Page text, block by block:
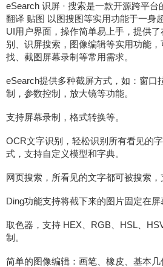
eSearch 识屏 · 搜索是一款开源跨平
翻译 贴图 以图搜图等实用功能于一身
UI用户界面，操作简单易上手，提供
别、识屏搜索，图像编辑等实用功能
找、截图屏幕录制等常用需求。
eSearch提供多种截屏方式，如：窗口
制，参数控制，放大镜等功能。
支持屏幕录制，格式转换等。
OCR文字识别，轻松识别所有看见的
式，支持自定义模型和字典。
网页搜索，所看见的文字都可被搜索，
Ding功能支持将截下来的图片固定在屏
取色器，支持 HEX、RGB、HSL、
制。
简单的图像编辑：画笔、橡皮、基本几